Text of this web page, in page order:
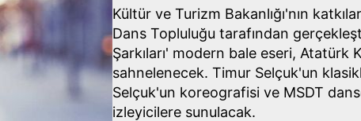
Kültür ve Turizm Bakanlığı'nın
Dans Topluluğu tarafından
Şarkıları' modern bale eseri, Atatürk
sahnelenecek. Timur Selçuk'un
Selçuk'un koreografisi ve MSDT
izleyicilere sunulacak.